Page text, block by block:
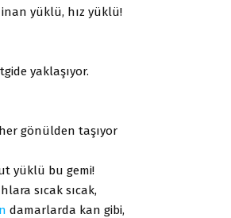
yüklü, hız yüklü!
yaklaşıyor.
gönülden taşıyor
yüklü bu gemi!
sıcak sıcak,
damarlarda kan gibi,